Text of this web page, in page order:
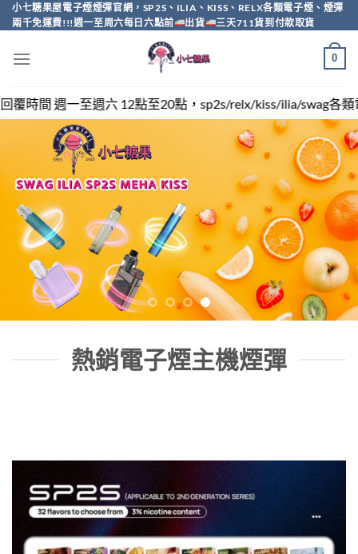
Skip
to
小七糖果屋電子煙煙彈官網，SP2S、ILIA、KISS、RELX各類電子煙、煙彈
兩千免運費!!!週一至周六每日六點前
出貨 三天711貨到付款取貨
0
至20點，sp2s/relx/kiss/ilia/swag各類電子煙煙彈買越多越便
熱銷電子煙主機煙彈